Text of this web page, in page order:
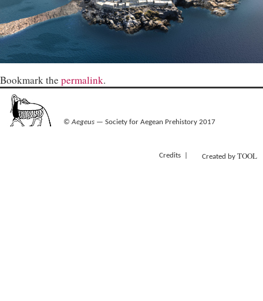
Bookmark the permalink.
©Aegeus— Society for Aegean Prehistory 2017
Credits Created by TOOL